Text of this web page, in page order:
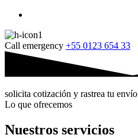
Call emergency +55 0123 654 33
solicita cotización y rastrea tu envío
Lo que ofrecemos
Nuestros servicios